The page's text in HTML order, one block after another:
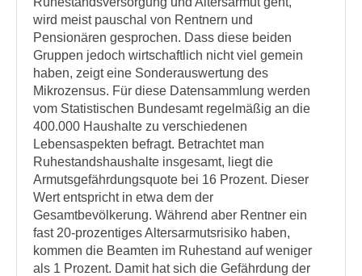
wird meist pauschal von Rentnern und
Pensionären gesprochen. Dass diese beiden
Gruppen jedoch wirtschaftlich nicht viel gemein
haben, zeigt eine Sonderauswertung des
Mikrozensus. Für diese Datensammlung werden
vom Statistischen Bundesamt regelmäßig an die
400.000 Haushalte zu verschiedenen
Lebensaspekten befragt. Betrachtet man
Ruhestandshaushalte insgesamt, liegt die
Armutsgefährdungsquote bei 16 Prozent. Dieser
Wert entspricht in etwa dem der
Gesamtbevölkerung. Während aber Rentner ein
fast 20-prozentiges Altersarmutsrisiko haben,
kommen die Beamten im Ruhestand auf weniger
als 1 Prozent. Damit hat sich die Gefährdung der